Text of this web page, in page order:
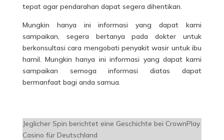
tepat agar pendarahan dapat segera dihentikan.
Mungkin hanya ini informasi yang dapat kami
sampaikan, segera bertanya pada dokter untuk
berkonsultasi cara mengobati penyakit wasir untuk ibu
hamil. Mungkin hanya ini informasi yang dapat kami
sampaikan semoga informasi diatas dapat
bermanfaat bagi anda samua.
Jeglicher Spin berichtet eine Geschichte bei CrownPlay
Casino für Deutschland